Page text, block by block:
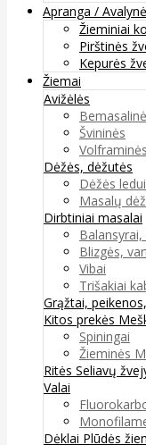
Apranga / Avalynė
Žieminiai
Pirštinės
Kepurės
Žiemai
Avižėlės
Švininės
Volframinės
Dėžės, dėžutės
Dėžės ledui
Masalų
Dirbtiniai masalai
Blizgės,
Vibai
Trišakiai
Grąžtai,
Kitos prekės
Spiningai
Žieminės
Ritės Seliavų
Valai
Dėklai Plūdės